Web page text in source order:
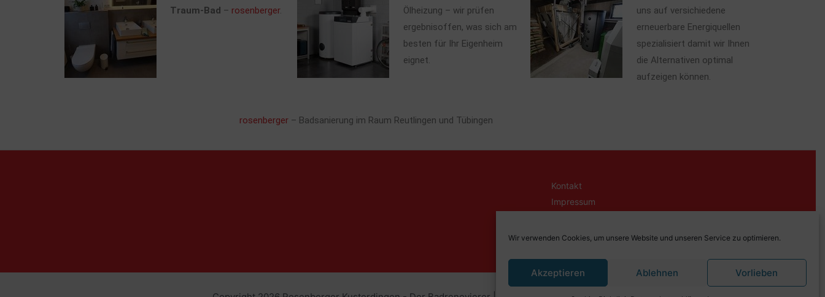
Wir verwenden Cookies, um unsere Website und unseren Service zu optimieren.
Akzeptieren Ablehnen Vorlieben
Traum-Bad – rosenberger.
Ölheizung – wir prüfen
ergebnisoffen, was sich am
besten für Ihr Eigenheim
eignet.
uns auf versichiedene
erneuerbare Energiquellen
spezialisiert damit wir Ihnen
die Alternativen optimal
aufzeigen können.
rosenberger– Badsanierung im Raum Reutlingen und Tübingen
Kontakt
Impressum
Cookie-Richtlinie (EU)